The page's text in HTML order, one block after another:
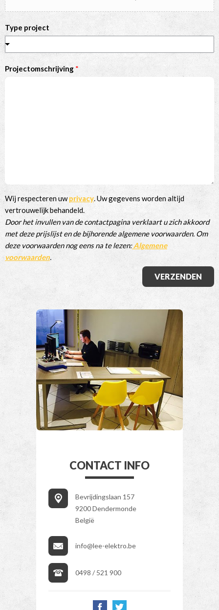
Type project
Projectomschrijving *
Wij respecteren uwprivacy. Uw gegevens worden altijd
vertrouwelijk behandeld.
Door het invullen van de contactpagina verklaart u zich akkoord
met deze prijslijst en de bijhorende algemene voorwaarden. Om
deze voorwaarden nog eens na te lezen:Algemene
voorwaarden.
VERZENDEN
Alternative:
CONTACT INFO
Bevrijdingslaan 157
9200 Dendermonde
België
info@lee-elektro.be
0498 / 521 900